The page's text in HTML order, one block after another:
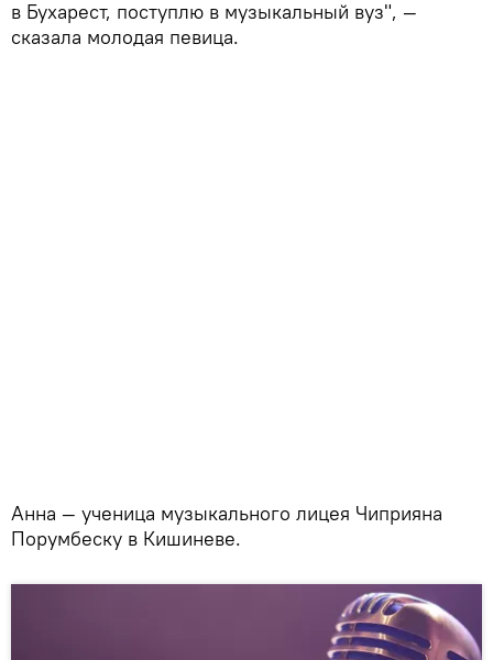
в Бухарест, поступлю в музыкальный вуз", —
сказала молодая певица.
Анна — ученица музыкального лицея Чиприяна
Порумбеску в Кишиневе.